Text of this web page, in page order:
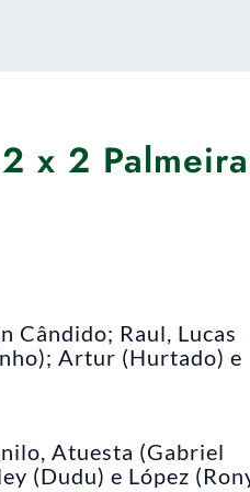
x 2
Cândido; Raul, Lucas
Artur (Hurtado) e
Atuesta (Gabriel
(Dudu) e López